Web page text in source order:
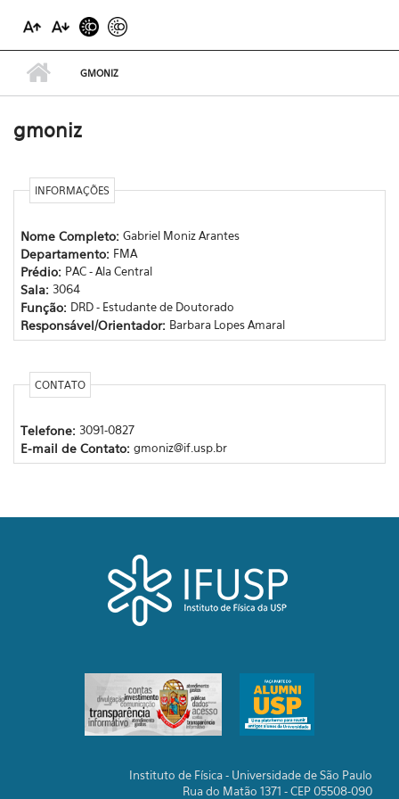
GMONIZ
gmoniz
INFORMAÇÕES
Nome Completo: Gabriel Moniz Arantes
Departamento: FMA
Prédio: PAC - Ala Central
Sala: 3064
Função: DRD - Estudante de Doutorado
Responsável/Orientador: Barbara Lopes Amaral
CONTATO
Telefone: 3091-0827
E-mail de Contato: gmoniz@if.usp.br
Instituto de Física - Universidade de São Paulo
Rua do Matão 1371 - CEP 05508-090